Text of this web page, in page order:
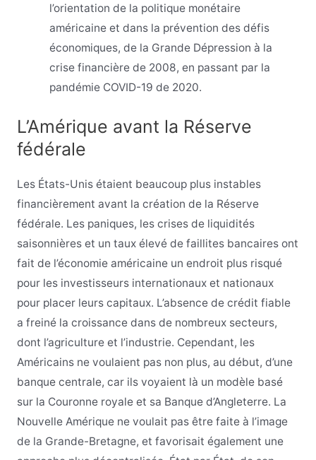
l’orientation de la politique monétaire
américaine et dans la prévention des défis
économiques, de la Grande Dépression à la
crise financière de 2008, en passant par la
pandémie COVID-19 de 2020.
L’Amérique avant la Réserve
fédérale
Les États-Unis étaient beaucoup plus instables
financièrement avant la création de la Réserve
fédérale. Les paniques, les crises de liquidités
saisonnières et un taux élevé de faillites bancaires ont
fait de l’économie américaine un endroit plus risqué
pour les investisseurs internationaux et nationaux
pour placer leurs capitaux. L’absence de crédit fiable
a freiné la croissance dans de nombreux secteurs,
dont l’agriculture et l’industrie. Cependant, les
Américains ne voulaient pas non plus, au début, d’une
banque centrale, car ils voyaient là un modèle basé
sur la Couronne royale et sa Banque d’Angleterre. La
Nouvelle Amérique ne voulait pas être faite à l’image
de la Grande-Bretagne, et favorisait également une